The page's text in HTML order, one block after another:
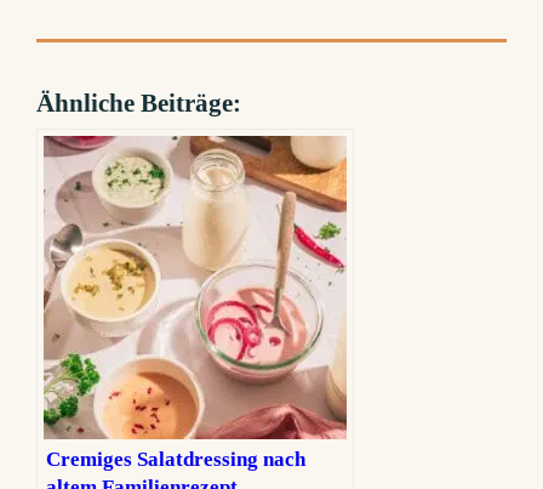
Ähnliche Beiträge:
Cremiges Salatdressing nach